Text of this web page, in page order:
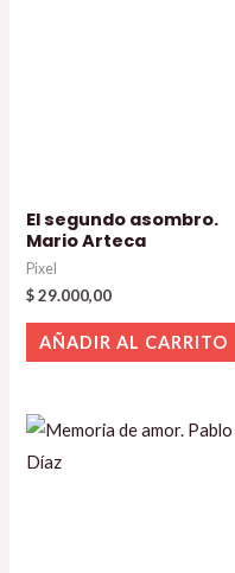
El segundo asombro.
Mario Arteca
Pixel
$29.000,00
AÑADIR AL CARRITO